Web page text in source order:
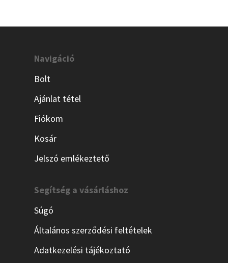
Navigáció
Bolt
Ajánlat tétel
Fiókom
Kosár
Jelszó emlékeztető
Segítség a vásárláshoz
Súgó
Általános szerződési feltételek
Adatkezelési tájékoztató